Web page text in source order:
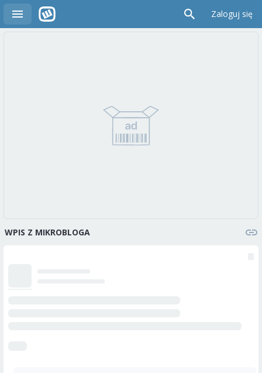
Zaloguj się
WPIS Z MIKROBLOGA